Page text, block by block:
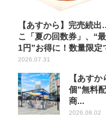
【あすから】完売続
こ「夏の回数券」、“
1円”お得に！数量限定
2026.07.31
【あす
個”無料
商...
2026.08.02